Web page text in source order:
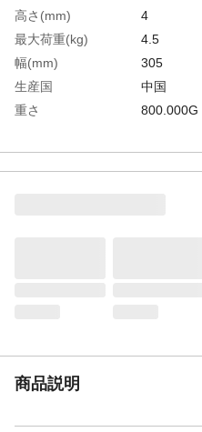
高さ(mm)
4
最大荷重(kg)
4.5
幅(mm)
305
生産国
中国
重さ
800.000G
商品説明